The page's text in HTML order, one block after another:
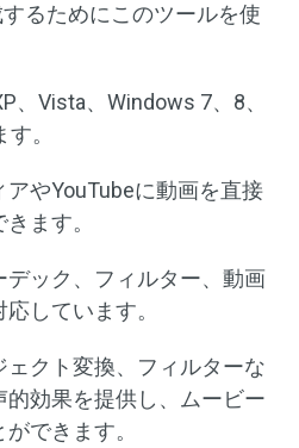
るためにこのツールを使
、Vista、Windows 7、8、
。
アやYouTubeに動画を直接
ます。
デック、フィルター、動画
しています。
クト変換、フィルターな
的効果を提供し、ムービー
できます。